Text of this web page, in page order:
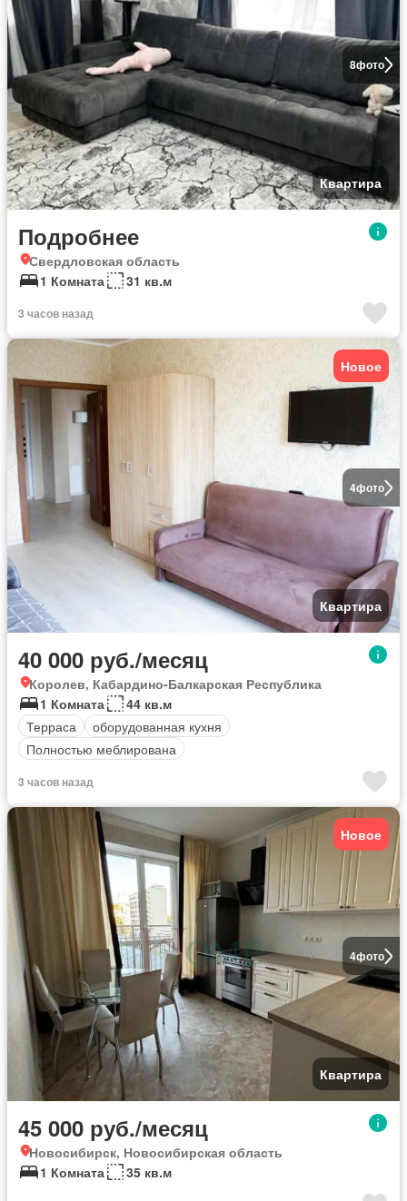
8фото
Квартира
Подробнее
Свердловская область
1 Комната
31 кв.м
3 часов назад
4фото
Новое
Квартира
40 000 руб./месяц
Королев, Кабардино-Балкарская Республика
1 Комната
44 кв.м
Терраса
оборудованная кухня
Полностью меблирована
3 часов назад
4фото
Новое
Квартира
45 000 руб./месяц
Новосибирск, Новосибирская область
1 Комната
35 кв.м